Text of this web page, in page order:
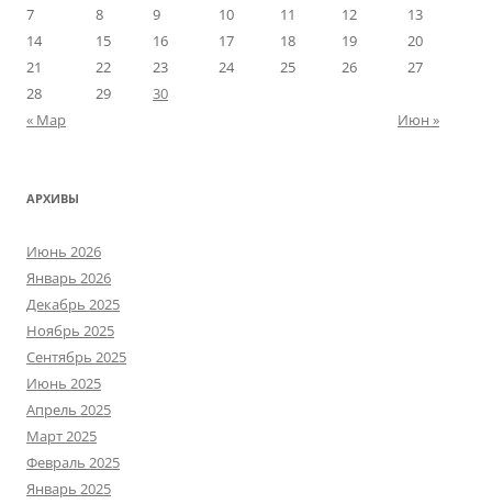
7
8 9 10 11 12
13
14
15 16 17 18 19
20
21
22 23 24 25 26
27
28
29
30
« Мар
Июн »
АРХИВЫ
Июнь 2026
Январь 2026
Декабрь 2025
Ноябрь 2025
Сентябрь 2025
Июнь 2025
Апрель 2025
Март 2025
Февраль 2025
Январь 2025